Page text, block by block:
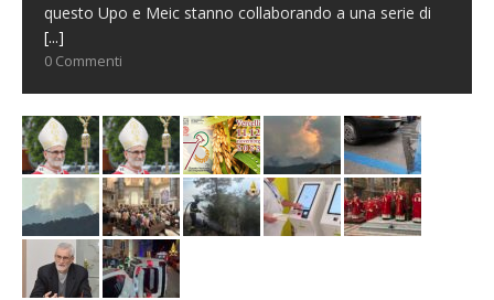
questo Upo e Meic stanno collaborando a una serie di
[...]
0 Commenti